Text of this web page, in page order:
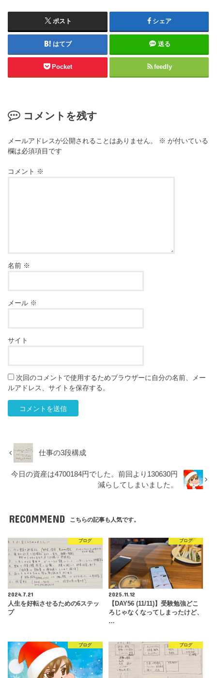
ポスト シェア
はてブ 送る
Pocket feedly
コメントを残す
メールアドレスが公開されることはありません。 ※ が付いている
欄は必須項目です
コメント ※
名前 ※
メール ※
サイト
次回のコメントで使用するためブラウザーに自分の名前、メー
ルアドレス、サイトを保存する。
仕事の3段構成
今日の資産は4700184円でした。前回より130630円
減らしてしまいました。
RECOMMEND こちらの記事も人気です。
ブログ
2024.7.21
人生を好転させるための6ステッ
プ
ブログ
2025.11.12
【DAY56 (11/11)】受験勉強どこ
ろじゃなくなってしまったけど、
…
ブログ ブログ